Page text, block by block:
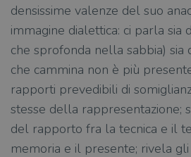
densissime valenze del suo
immagine dialettica: ci parla sia
che sprofonda nella sabbia)
che cammina non è più
rapporti prevedibili di
stesse della rappresentazione;
del rapporto fra la tecnica e il
memoria e il presente; rivela gli